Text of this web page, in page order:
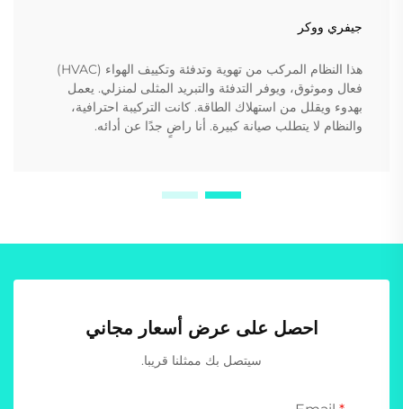
جيفري ووكر
هذا النظام المركب من تهوية وتدفئة وتكييف الهواء (HVAC)
فعال وموثوق، ويوفر التدفئة والتبريد المثلى لمنزلي. يعمل
بهدوء ويقلل من استهلاك الطاقة. كانت التركيبة احترافية،
والنظام لا يتطلب صيانة كبيرة. أنا راضٍ جدًا عن أدائه.
احصل على عرض أسعار مجاني
سيتصل بك ممثلنا قريبا.